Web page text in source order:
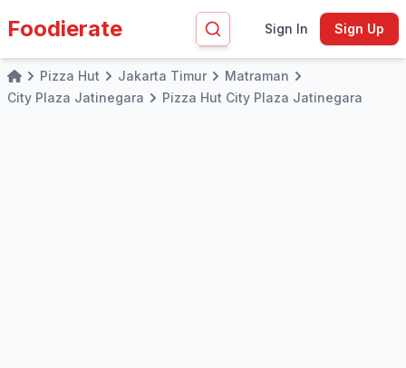
Foodierate Sign In Sign Up
HomePizza Hut Jakarta Timur
Matraman
City Plaza Jatinegara
Pizza Hut City Plaza Jatinegara